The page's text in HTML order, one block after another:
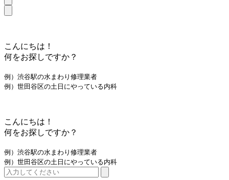
こんにちは！
何をお探しですか？
例）渋谷駅の水まわり修理業者
例）世田谷区の土日にやっている内科
こんにちは！
何をお探しですか？
例）渋谷駅の水まわり修理業者
例）世田谷区の土日にやっている内科